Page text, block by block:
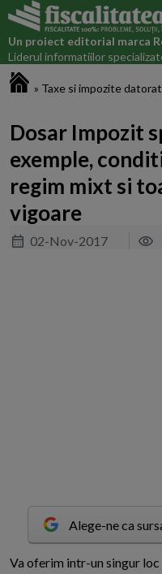
Un proiect editorial marca
Liderul informatiilor
» Taxe si impozite
Dosar Impozit
exemple,
regim mixt si
vigoare
02-Nov-2017
Alege-ne ca
Va oferim intr-un singur